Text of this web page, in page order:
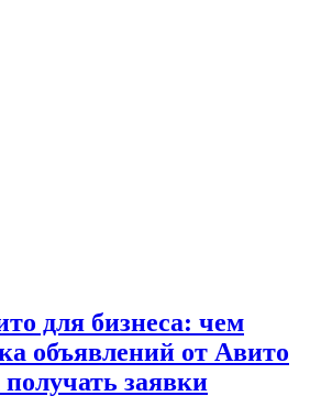
для бизнеса: чем
объявлений от Авито
заявки